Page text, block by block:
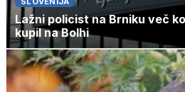
Lažni policist na Brniku več
kupil na Bolhi